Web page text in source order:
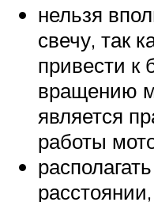
нельзя
свечу, так
привести к
вращению
является
работы